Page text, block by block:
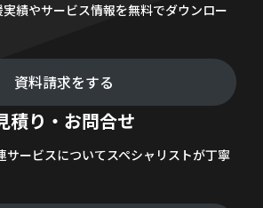
績やサービス情報を無料でダウンロー
資料請求をする
積り・お問合せ
サービスについてスペシャリストが丁寧